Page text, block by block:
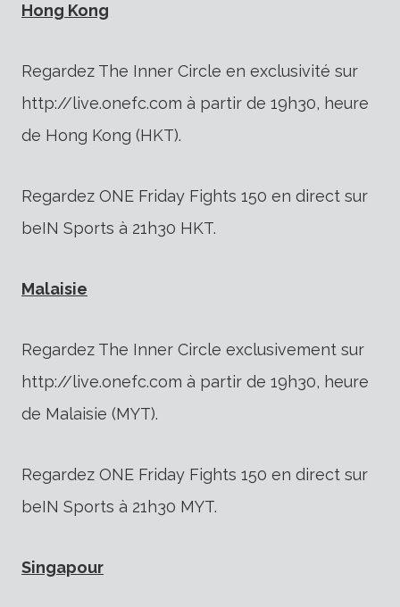
Hong Kong
Regardez The Inner Circle en exclusivité sur
http://live.onefc.com à partir de 19h30, heure
de Hong Kong (HKT).
Regardez ONE Friday Fights 150 en direct sur
beIN Sports à 21h30 HKT.
Malaisie
Regardez The Inner Circle exclusivement sur
http://live.onefc.com à partir de 19h30, heure
de Malaisie (MYT).
Regardez ONE Friday Fights 150 en direct sur
beIN Sports à 21h30 MYT.
Singapour